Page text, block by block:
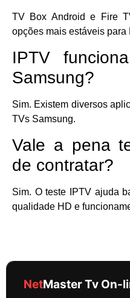
TV Box Android e Fire
opções mais estáveis para
IPTV
Samsung?
Sim. Existem diversos
TVs Samsung.
Vale a pena
de contratar?
Sim. O teste IPTV ajuda
qualidade HD e
NetMaster Tv On-